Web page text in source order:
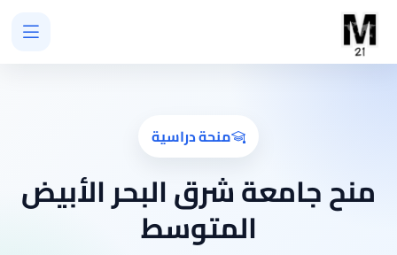
منحة دراسية
منح جامعة شرق البحر الأبيض
المتوسط